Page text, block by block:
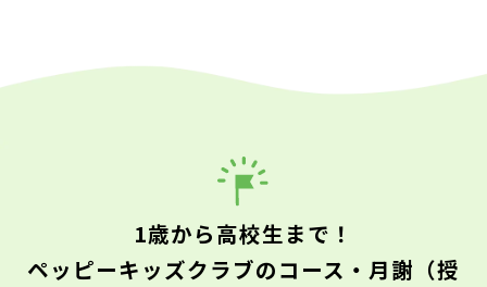
1歳から高校生まで！
ペッピーキッズクラブのコース・月謝（授